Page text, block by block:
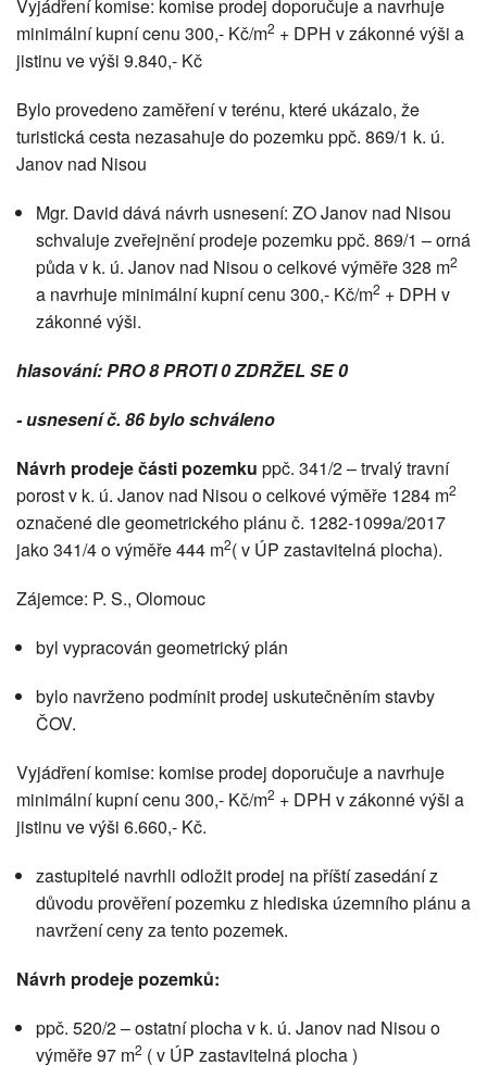
Vyjádření komise: komise prodej doporučuje a navrhuje
minimální kupní cenu 300,- Kč/m2 + DPH v zákonné výši a
jistinu ve výši 9.840,- Kč
Bylo provedeno zaměření v terénu, které ukázalo, že
turistická cesta nezasahuje do pozemku ppč. 869/1 k. ú.
Janov nad Nisou
Mgr. David dává návrh usnesení: ZO Janov nad Nisou
schvaluje zveřejnění prodeje pozemku ppč. 869/1 – orná
půda v k. ú. Janov nad Nisou o celkové výměře 328 m2
a navrhuje minimální kupní cenu 300,- Kč/m2 + DPH v
zákonné výši.
hlasování: PRO 8 PROTI 0 ZDRŽEL SE 0
- usnesení č. 86 bylo schváleno
Návrh prodeje části pozemku ppč. 341/2 – trvalý travní
porost v k. ú. Janov nad Nisou o celkové výměře 1284 m2
označené dle geometrického plánu č. 1282-1099a/2017
jako 341/4 o výměře 444 m2( v ÚP zastavitelná plocha).
Zájemce: P. S., Olomouc
byl vypracován geometrický plán
bylo navrženo podmínit prodej uskutečněním stavby
ČOV.
Vyjádření komise: komise prodej doporučuje a navrhuje
minimální kupní cenu 300,- Kč/m2 + DPH v zákonné výši a
jistinu ve výši 6.660,- Kč.
zastupitelé navrhli odložit prodej na příští zasedání z
důvodu prověření pozemku z hlediska územního plánu a
navržení ceny za tento pozemek.
Návrh prodeje pozemků:
ppč. 520/2 – ostatní plocha v k. ú. Janov nad Nisou o
výměře 97 m2 ( v ÚP zastavitelná plocha )